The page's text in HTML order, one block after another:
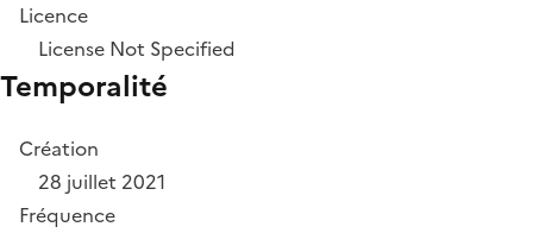
Licence
License Not Specified
Temporalité
Création
28 juillet 2021
Fréquence